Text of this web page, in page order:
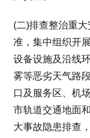
(二)排查整治重
准，集中组织开
设备设施及沿线
雾等恶劣天气路
口及服务区、机
市轨道交通地面
大事故隐患排查